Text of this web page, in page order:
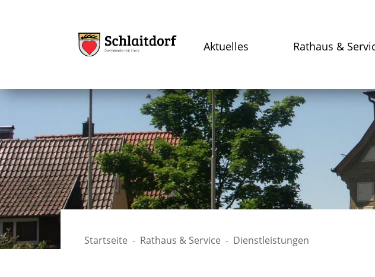
Aktuelles Rathaus &
Startseite Rathaus & Service Dienstleistungen